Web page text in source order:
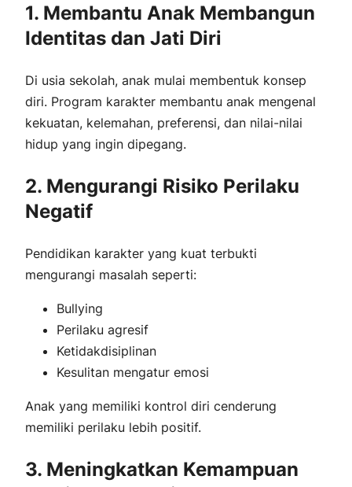
1. Membantu Anak Membangun
Identitas dan Jati Diri
Di usia sekolah, anak mulai membentuk konsep
diri. Program karakter membantu anak mengenal
kekuatan, kelemahan, preferensi, dan nilai-nilai
hidup yang ingin dipegang.
2. Mengurangi Risiko Perilaku
Negatif
Pendidikan karakter yang kuat terbukti
mengurangi masalah seperti:
Bullying
Perilaku agresif
Ketidakdisiplinan
Kesulitan mengatur emosi
Anak yang memiliki kontrol diri cenderung
memiliki perilaku lebih positif.
3. Meningkatkan Kemampuan